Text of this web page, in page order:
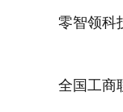
零智领科
全国工商